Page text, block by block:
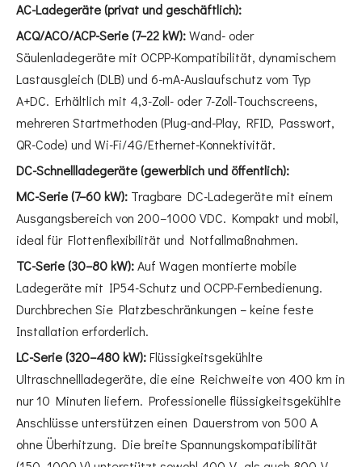
AC-Ladegeräte (privat und geschäftlich):
ACQ/ACO/ACP-Serie (7–22 kW):Wand- oder
Säulenladegeräte mit OCPP-Kompatibilität, dynamischem
Lastausgleich (DLB) und 6-mA-Auslaufschutz vom Typ
A+DC. Erhältlich mit 4,3-Zoll- oder 7-Zoll-Touchscreens,
mehreren Startmethoden (Plug-and-Play, RFID, Passwort,
QR-Code) und Wi-Fi/4G/Ethernet-Konnektivität.
DC-Schnellladegeräte (gewerblich und öffentlich):
MC-Serie (7–60 kW): Tragbare DC-Ladegeräte mit einem
Ausgangsbereich von 200–1000 VDC. Kompakt und mobil,
ideal für Flottenflexibilität und Notfallmaßnahmen.
TC-Serie (30–80 kW):Auf Wagen montierte mobile
Ladegeräte mit IP54-Schutz und OCPP-Fernbedienung.
Durchbrechen Sie Platzbeschränkungen – keine feste
Installation erforderlich.
LC-Serie (320–480 kW):Flüssigkeitsgekühlte
Ultraschnellladegeräte, die eine Reichweite von 400 km in
nur 10 Minuten liefern. Professionelle flüssigkeitsgekühlte
Anschlüsse unterstützen einen Dauerstrom von 500 A
ohne Überhitzung. Die breite Spannungskompatibilität